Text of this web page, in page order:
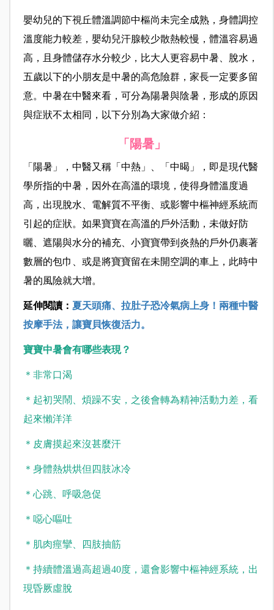
嬰幼兒的下視丘體溫調節中樞尚未完全成熟，身體調控
溫度能力較差，嬰幼兒汗腺較少散熱較慢，體溫容易過
高，且身體儲存水分較少，比大人更容易中暑、脫水，
五歲以下的小朋友是中暑的高危險群，家長一定要多留
意。中暑在中醫來看，可分為陽暑與陰暑，形成的原因
與症狀不太相同，以下分別為大家做介紹：
「陽暑」
「陽暑」，中醫又稱「中熱」、「中暍」，即是現代醫
學所指的中暑，因外在高溫的環境，使得身體溫度過
高，出現脫水、電解質不平衡、或影響中樞神經系統而
引起的症狀。如果寶寶在高溫的戶外活動，未做好防
曬、遮陽與水分的補充、小寶寶帶到炎熱的戶外仍裹著
數層的包巾、或是將寶寶留在未開空調的車上，此時中
暑的風險就大增。
延伸閱讀： 夏天頭痛、拉肚子恐冷氣病上身！兩種中醫
按摩手法，讓寶貝恢復活力。
寶寶中暑會有哪些表現？
＊非常口渴
＊起初哭鬧、煩躁不安，之後會轉為精神活動力差，看
起來懶洋洋
＊皮膚摸起來沒甚麼汗
＊身體熱烘烘但四肢冰冷
＊心跳、呼吸急促
＊噁心嘔吐
＊肌肉痙攣、四肢抽筋
＊持續體溫過高超過40度，還會影響中樞神經系統，出
現昏厥虛脫